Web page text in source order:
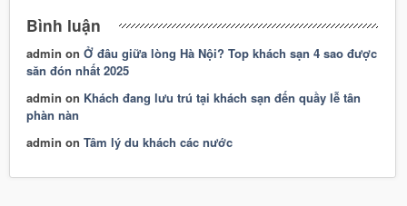
Bình luận
admin onỞ đâu giữa lòng Hà Nội? Top khách sạn 4 sao được
săn đón nhất 2025
admin on Khách đang lưu trú tại khách sạn đến quầy lễ tân
phàn nàn
admin onTâm lý du khách các nước